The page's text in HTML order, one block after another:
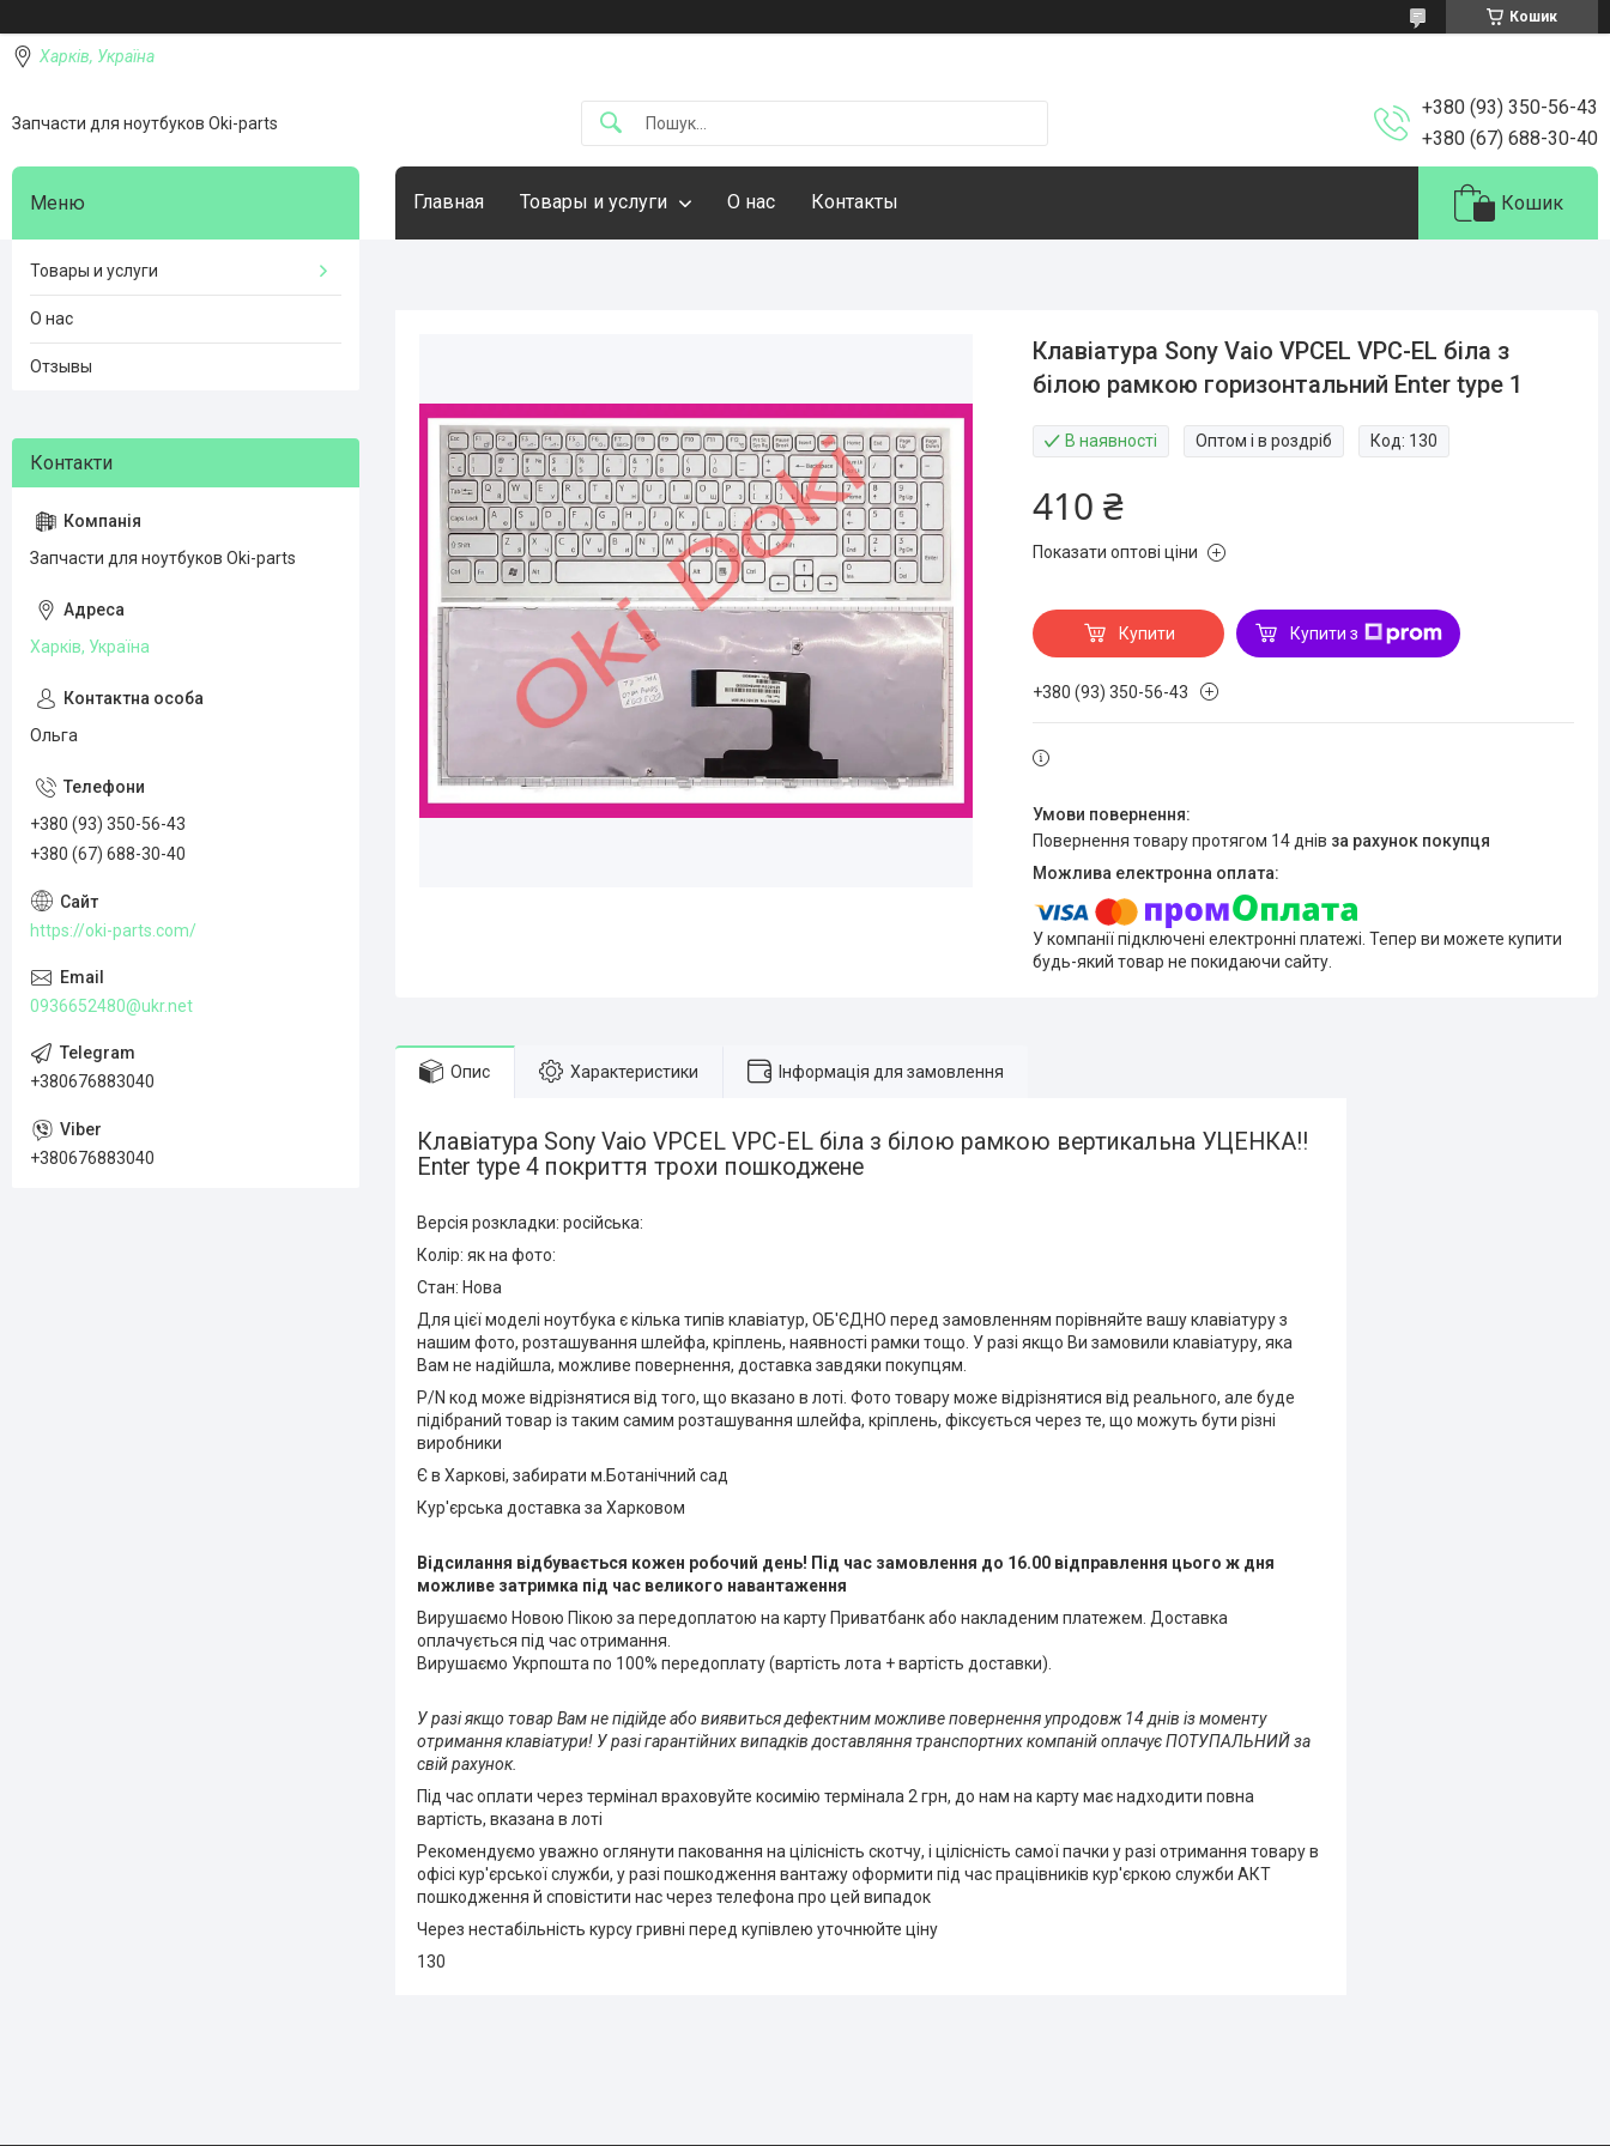
Кошик
Харків, Україна
Запчасти для ноутбуков Oki-parts
+380 (93) 350-56-43
+380 (67) 688-30-40
Главная Товары и услуги О нас Контакты Кошик
Клавіатура Sony Vaio VPCEL VPC-EL біла з
білою рамкою горизонтальний Enter type 1
В наявності Оптом і в роздріб Код: 130
410 ₴
Показати оптові ціни
Купити Купити з
+380 (93) 350-56-43
повернення товару протягом 14 днів за рахунок покупця
У компанії підключені електронні платежі. Тепер ви можете купити
будь-який товар не покидаючи сайту.
Опис Характеристики Інформація для замовлення
Клавіатура Sony Vaio VPCEL VPC-EL біла з білою рамкою вертикальна УЦЕНКА!!
Enter type 4 покриття трохи пошкоджене
Версія розкладки: російська:
Колір: як на фото:
Стан: Нова
Для цієї моделі ноутбука є кілька типів клавіатур, ОБ'ЄДНО перед замовленням порівняйте вашу клавіатуру з
нашим фото, розташування шлейфа, кріплень, наявності рамки тощо. У разі якщо Ви замовили клавіатуру, яка
Вам не надійшла, можливе повернення, доставка завдяки покупцям.
P/N код може відрізнятися від того, що вказано в лоті. Фото товару може відрізнятися від реального, але буде
підібраний товар із таким самим розташування шлейфа, кріплень, фіксується через те, що можуть бути різні
виробники
Є в Харкові, забирати м.Ботанічний сад
Кур'єрська доставка за Харковом
Відсилання відбувається кожен робочий день! Під час замовлення до 16.00 відправлення цього ж дня
можливе затримка під час великого навантаження
Вирушаємо Новою Пікою за передоплатою на карту Приватбанк або накладеним платежем. Доставка
оплачується під час отримання.
Вирушаємо Укрпошта по 100% передоплату (вартість лота + вартість доставки).
У разі якщо товар Вам не підійде або виявиться дефектним можливе повернення упродовж 14 днів із моменту
отримання клавіатури! У разі гарантійних випадків доставляння транспортних компаній оплачує ПОТУПАЛЬНИЙ за
свій рахунок.
Під час оплати через термінал враховуйте косимію термінала 2 грн, до нам на карту має надходити повна
вартість, вказана в лоті
Рекомендуємо уважно оглянути паковання на цілісність скотчу, і цілісність самої пачки у разі отримання товару в
офісі кур'єрської служби, у разі пошкодження вантажу оформити під час працівників кур'єркою служби АКТ
пошкодження й сповістити нас через телефона про цей випадок
Через нестабільність курсу гривні перед купівлею уточнюйте ціну
130
Товары и услуги
О нас
Отзывы
Запчасти для ноутбуков Oki-parts
Харків, Україна
Ольга
+380 (93) 350-56-43
+380 (67) 688-30-40
https://oki-parts.com/
0936652480@ukr.net
+380676883040
+380676883040